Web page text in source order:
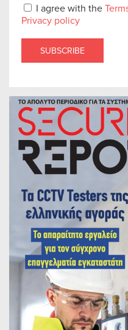
I agree with the
Privacy policy
SUBSCRIBE